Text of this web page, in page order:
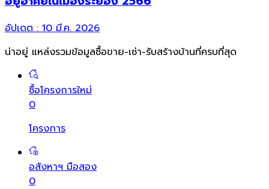
อัปเดต :10 มี.ค. 2026
น่าอยู่ แหล่งรวมข้อมูลซื้อขาย-เช่า-รับสร้างบ้านที่ครบที่สุด
ซื้อโครงการใหม่
0
โครงการ
อสังหาฯ มือสอง
0